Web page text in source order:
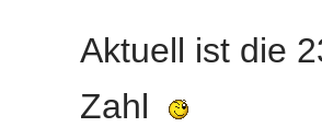
Aktuell ist die
Zahl